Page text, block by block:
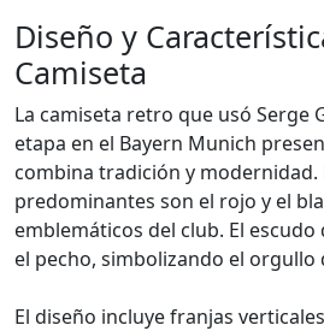
Diseño y
Camiseta
La camiseta retro que usó Serge
etapa en el Bayern Munich
combina tradición y modernidad.
predominantes son el rojo y el
emblemáticos del club. El escudo
el pecho, simbolizando el orgullo
El diseño incluye franjas